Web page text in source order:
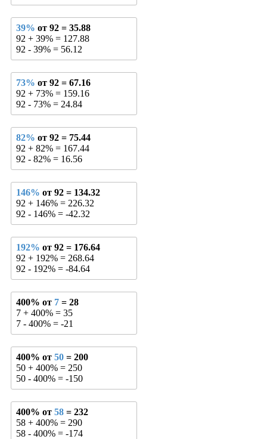
39% от 92 = 35.88
92 + 39% = 127.88
92 - 39% = 56.12
73% от 92 = 67.16
92 + 73% = 159.16
92 - 73% = 24.84
82% от 92 = 75.44
92 + 82% = 167.44
92 - 82% = 16.56
146% от 92 = 134.32
92 + 146% = 226.32
92 - 146% = -42.32
192% от 92 = 176.64
92 + 192% = 268.64
92 - 192% = -84.64
400% от 7 = 28
7 + 400% = 35
7 - 400% = -21
400% от 50 = 200
50 + 400% = 250
50 - 400% = -150
400% от 58 = 232
58 + 400% = 290
58 - 400% = -174